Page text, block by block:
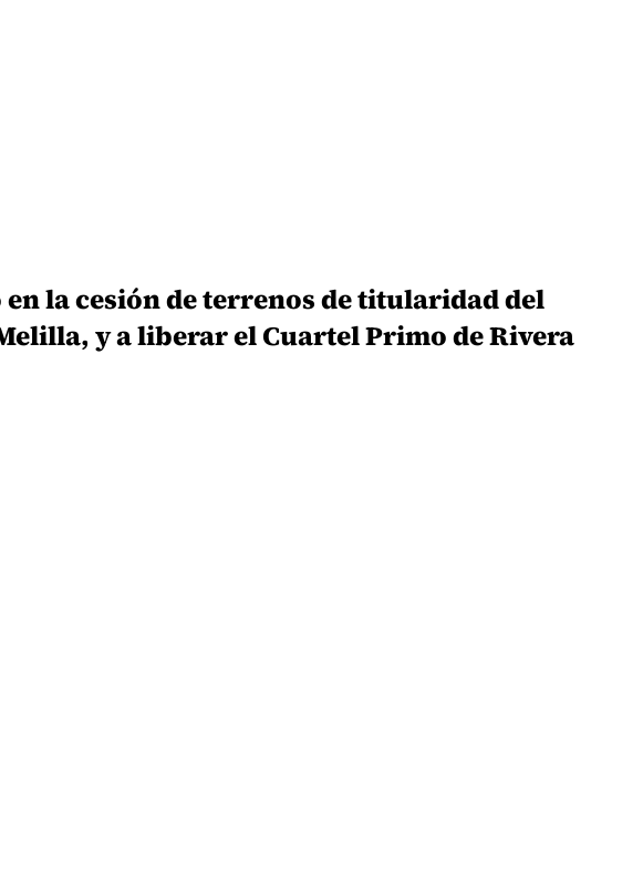
la cesión de terrenos de titularidad del
y a liberar el Cuartel Primo de Rivera